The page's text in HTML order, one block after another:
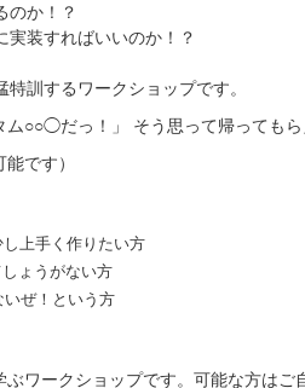
のか！？
装すればいいのか！？
訓するワークショップです。
ム○○◯だっ！」 そう思って帰っても
です）
上手く作りたい方
ょうがない方
ぜ！という方
ワークショップです。可能な方はご